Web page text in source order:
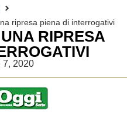
ripresa piena di interrogativi
RIPRESA
7, 2020